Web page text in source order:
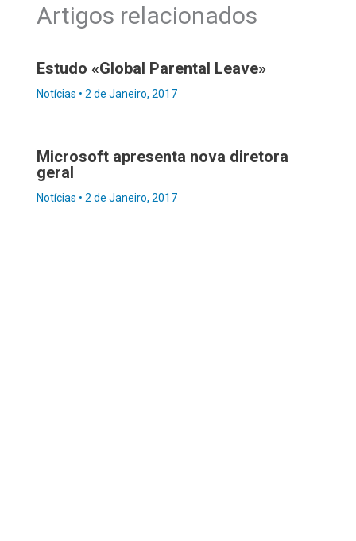
Artigos relacionados
Estudo «Global Parental Leave»
Notícias • 2 de Janeiro, 2017
Microsoft apresenta nova diretora
geral
Notícias • 2 de Janeiro, 2017